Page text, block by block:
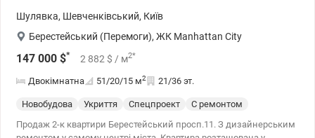
Шулявка, Шевченківський, Київ
Берестейський (Перемоги), ЖК Manhattan City
147 000 $* 2 882 $ / м2*
Двокімнатна 51/20/15 м2 21/36 эт.
Новобудова Укриття Спецпроект
С ремонтом
Продаж 2-к квартири Берестейський просп.11. З дизайнерським